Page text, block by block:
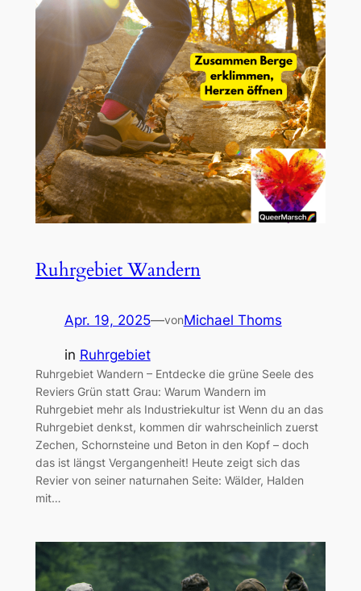
Ruhrgebiet Wandern
Apr. 19, 2025—vonMichael Thoms
in Ruhrgebiet
Ruhrgebiet Wandern – Entdecke die grüne Seele des
Reviers Grün statt Grau: Warum Wandern im
Ruhrgebiet mehr als Industriekultur ist Wenn du an das
Ruhrgebiet denkst, kommen dir wahrscheinlich zuerst
Zechen, Schornsteine und Beton in den Kopf – doch
das ist längst Vergangenheit! Heute zeigt sich das
Revier von seiner naturnahen Seite: Wälder, Halden
mit…